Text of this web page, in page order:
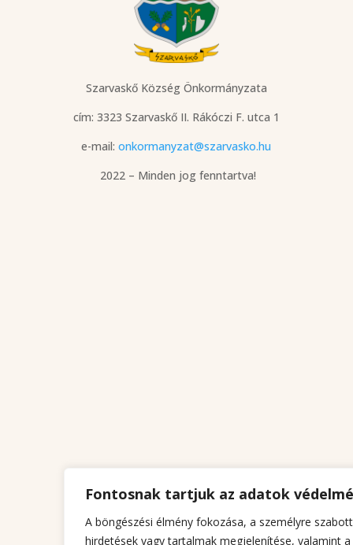
Fontosnak tartjuk az adatok
A böngészési élmény fokozása, a személyre szabott
hirdetések vagy tartalmak megjelenítése, valamint a
Szarvaskő Község Önkormányzata
cím: 3323 Szarvaskő II. Rákóczi F. utca 1
e-mail:onkormanyzat@szarvasko.hu
2022 – Minden jog fenntartva!